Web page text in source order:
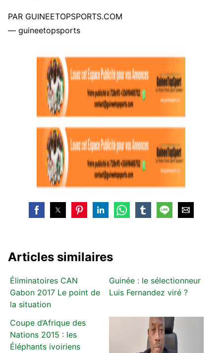
PAR GUINEETOPSPORTS.COM
— guineetopsports
Articles similaires
Éliminatoires CAN
Gabon 2017 Le point de
la situation
Guinée : le sélectionneur
Luis Fernandez viré ?
Coupe d’Afrique des
Nations 2015 : les
Éléphants ivoiriens